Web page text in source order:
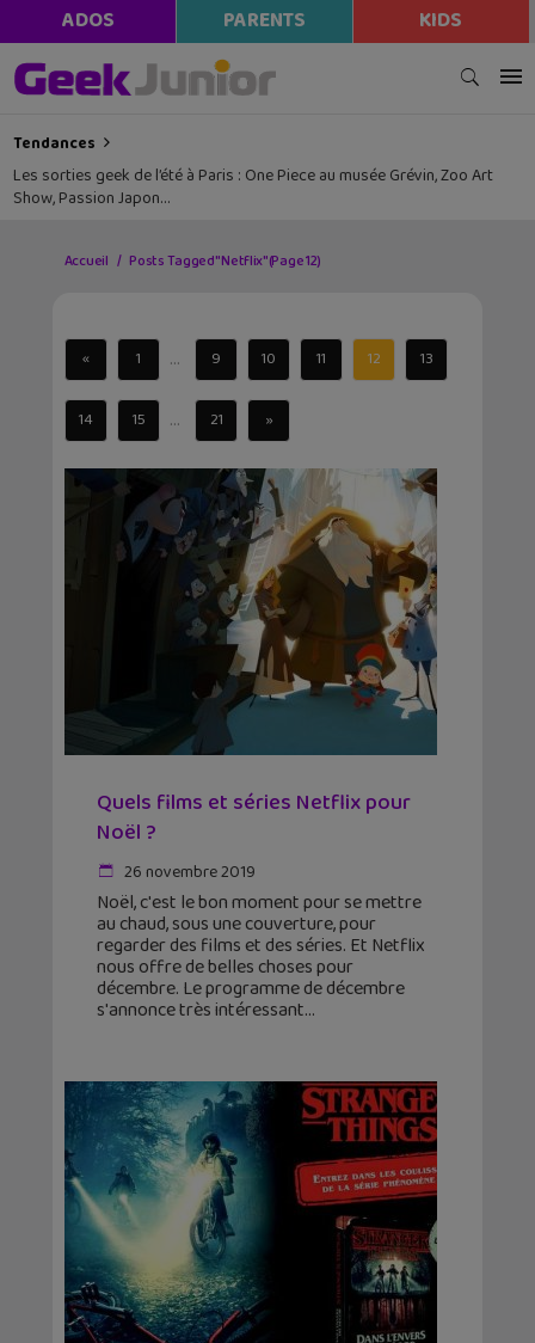
ADOS PARENTS KIDS
Tendances
Les sorties geek de l’été à Paris : One Piece au musée Grévin, Zoo Art
Show, Passion Japon…
Accueil Posts Tagged "Netflix"(Page 12)
« 1 ... 9 10 11 12 13
14 15 ... 21 »
Quels films et séries Netflix pour
Noël ?
26 novembre 2019
Noël, c'est le bon moment pour se mettre
au chaud, sous une couverture, pour
regarder des films et des séries. Et Netflix
nous offre de belles choses pour
décembre. Le programme de décembre
s'annonce très intéressant